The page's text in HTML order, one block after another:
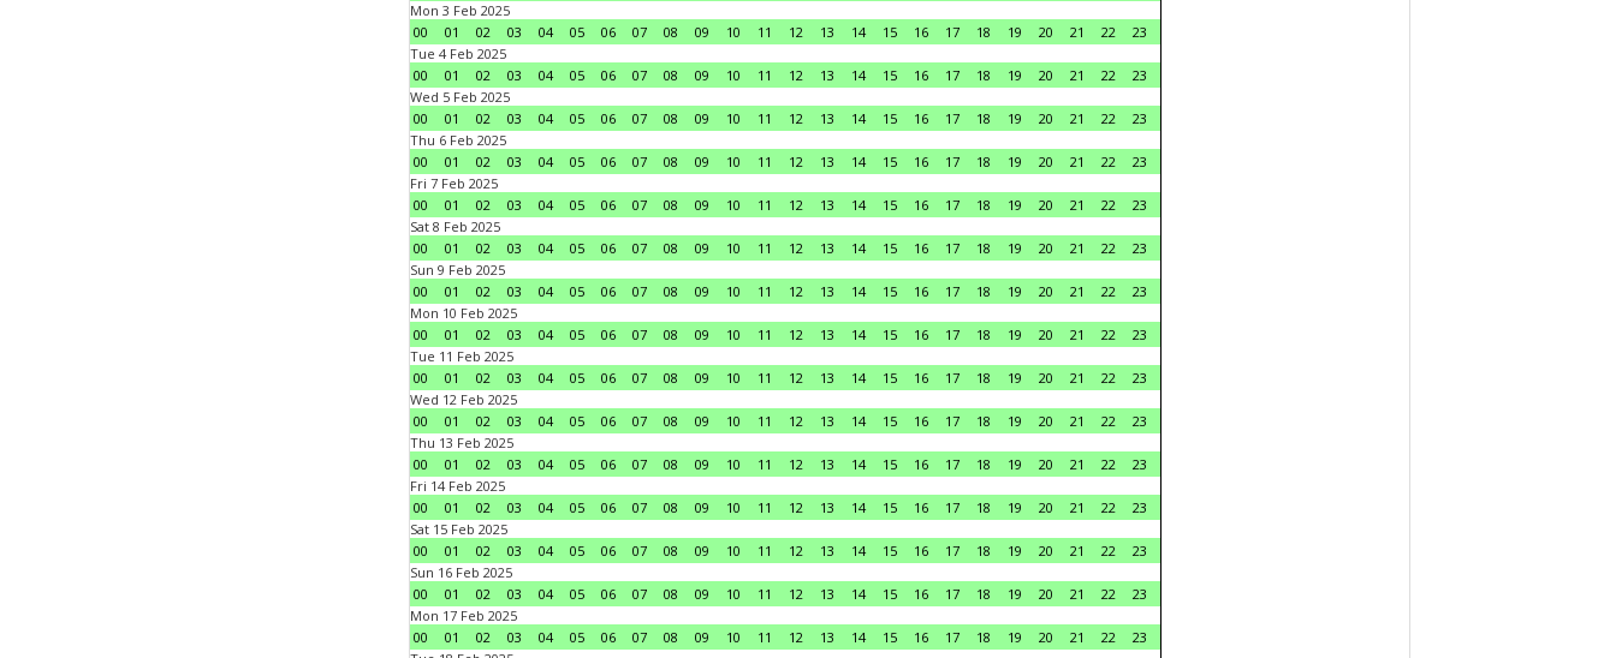
Mon 3 Feb 2025
00
01 02 03 04 05 06 07 08 09 10 11 12 13 14 15 16 17 18 19 20 21 22
23
Tue 4 Feb 2025
00
01 02 03 04 05 06 07 08 09 10 11 12 13 14 15 16 17 18 19 20 21 22
23
Wed 5 Feb 2025
00
01 02 03 04 05 06 07 08 09 10 11 12 13 14 15 16 17 18 19 20 21 22
23
Thu 6 Feb 2025
00
01 02 03 04 05 06 07 08 09 10 11 12 13 14 15 16 17 18 19 20 21 22
23
Fri 7 Feb 2025
00
01 02 03 04 05 06 07 08 09 10 11 12 13 14 15 16 17 18 19 20 21 22
23
Sat 8 Feb 2025
00
01 02 03 04 05 06 07 08 09 10 11 12 13 14 15 16 17 18 19 20 21 22
23
Sun 9 Feb 2025
00
01 02 03 04 05 06 07 08 09 10 11 12 13 14 15 16 17 18 19 20 21 22
23
Mon 10 Feb 2025
00
01 02 03 04 05 06 07 08 09 10 11 12 13 14 15 16 17 18 19 20 21 22
23
Tue 11 Feb 2025
00
01 02 03 04 05 06 07 08 09 10 11 12 13 14 15 16 17 18 19 20 21 22
23
Wed 12 Feb 2025
00
01 02 03 04 05 06 07 08 09 10 11 12 13 14 15 16 17 18 19 20 21 22
23
Thu 13 Feb 2025
00
01 02 03 04 05 06 07 08 09 10 11 12 13 14 15 16 17 18 19 20 21 22
23
Fri 14 Feb 2025
00
01 02 03 04 05 06 07 08 09 10 11 12 13 14 15 16 17 18 19 20 21 22
23
Sat 15 Feb 2025
00
01 02 03 04 05 06 07 08 09 10 11 12 13 14 15 16 17 18 19 20 21 22
23
Sun 16 Feb 2025
00
01 02 03 04 05 06 07 08 09 10 11 12 13 14 15 16 17 18 19 20 21 22
23
Mon 17 Feb 2025
00
01 02 03 04 05 06 07 08 09 10 11 12 13 14 15 16 17 18 19 20 21 22
23